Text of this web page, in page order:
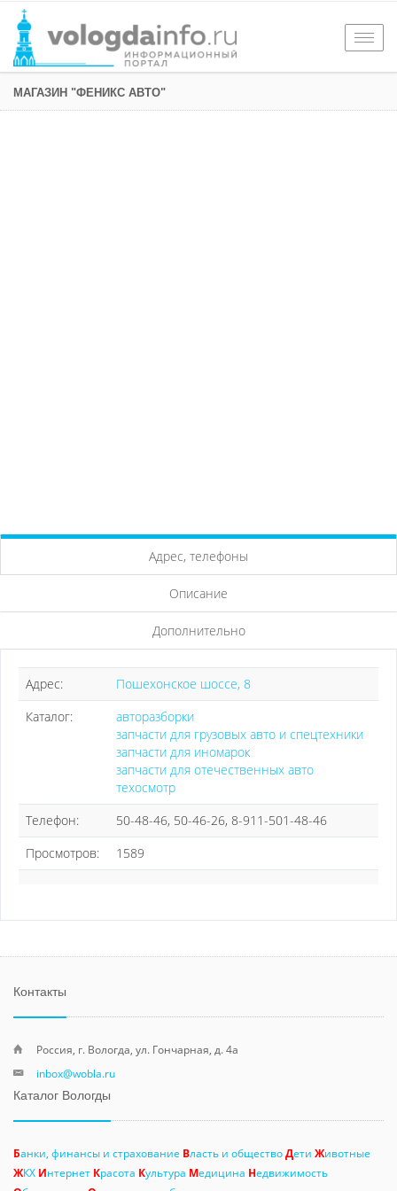
МАГАЗИН "ФЕНИКС АВТО"
Адрес, телефоны
Описание
Дополнительно
Адрес:
Пошехонское шоссе, 8
Каталог:
авторазборки
запчасти для грузовых авто и спецтехники
запчасти для иномарок
запчасти для отечественных авто
техосмотр
Телефон:
50-48-46, 50-46-26, 8-911-501-48-46
Просмотров:
1589
Контакты
Россия, г. Вологда, ул. Гончарная, д. 4а
inbox@wobla.ru
Каталог Вологды
Банки, финансы и страхование Власть и обществоДети Животные
ЖКХ Интернет Красота Культура Медицина Недвижимость